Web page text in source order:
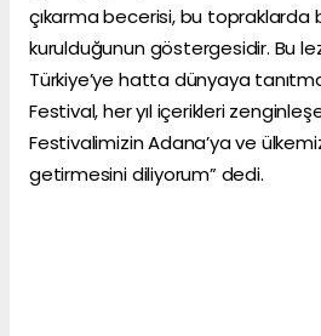
çıkarma becerisi, bu
kurulduğunun göstergesidir. Bu
Türkiye’ye hatta dünyaya
Festival, her yıl içerikleri
Festivalimizin Adana’ya ve
getirmesini diliyorum” dedi.